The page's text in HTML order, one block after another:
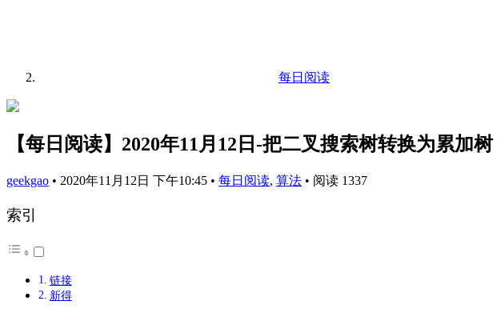
每日阅读
【每日阅读】2020年11月12日-把二叉搜索树转换为累加树
geekgao • 2020年11月12日 下午10:45 • 每日阅读, 算法 • 阅读 1337
索引
链接
新得